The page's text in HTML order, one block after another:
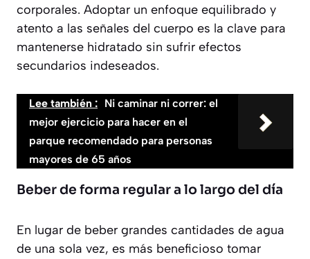
corporales. Adoptar un enfoque equilibrado y
atento a las señales del cuerpo es la clave para
mantenerse hidratado sin sufrir efectos
secundarios indeseados.
Lee también : Ni caminar ni correr: el
mejor ejercicio para hacer en el
parque recomendado para personas
mayores de 65 años
Beber de forma regular a lo largo del día
En lugar de beber grandes cantidades de agua
de una sola vez, es más beneficioso tomar